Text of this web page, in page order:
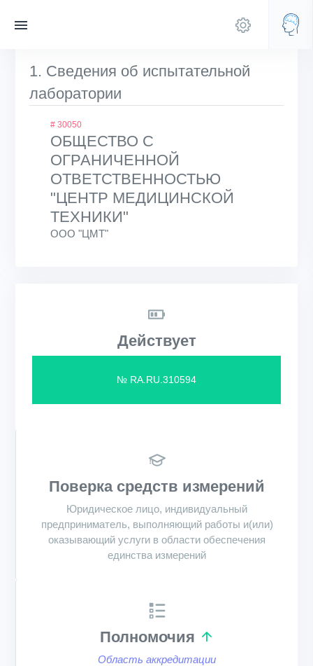
1. Сведения об испытательной
лаборатории
# 30050
ОБЩЕСТВО С
ОГРАНИЧЕННОЙ
ОТВЕТСТВЕННОСТЬЮ
"ЦЕНТР МЕДИЦИНСКОЙ
ТЕХНИКИ"
ООО "ЦМТ"
Действует
№ RA.RU.310594
Поверка средств измерений
Юридическое лицо, индивидуальный
предприниматель, выполняющий работы и(или)
оказывающий услуги в области обеспечения
единства измерений
Полномочия
Область аккредитации